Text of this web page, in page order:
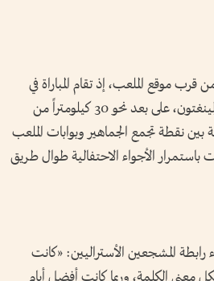
موقع الملعب، إذ تقام المباراة في
ملعب دالاس الواقع بمدينة أرلينغتون، على بعد نحو 30 كيلومتراً من
بين نقطة تجمع الجماهير وبوابات الملعب
مع توقعات باستمرار الأجواء الاحتفالية طوال طريق
المشجعين الأستراليين: «كانت